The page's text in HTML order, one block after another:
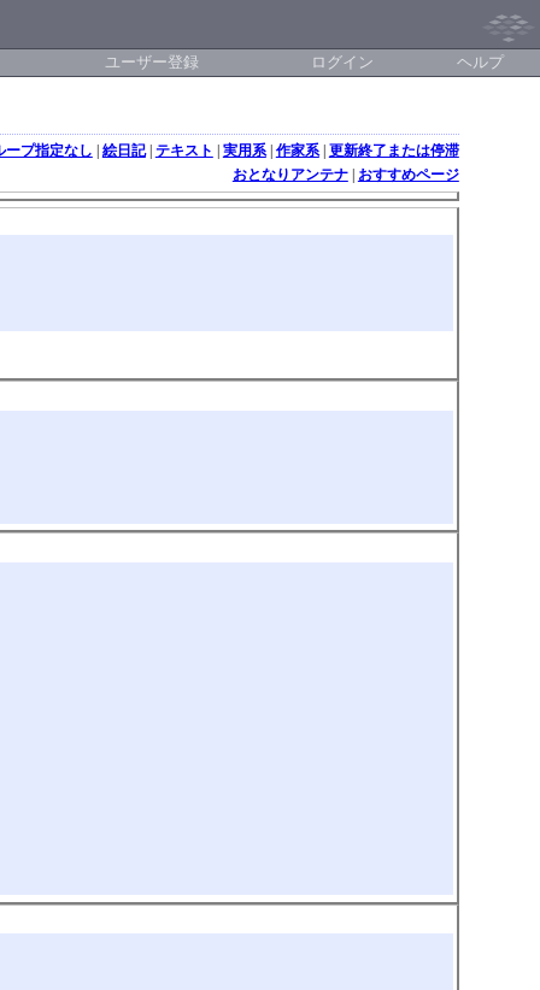
ユーザー登録 ログイン ヘルプ
ープ指定なし 絵日記| テキスト 実用系| 作家系| 更新終了または停滞
おとなりアンテナ| おすすめページ